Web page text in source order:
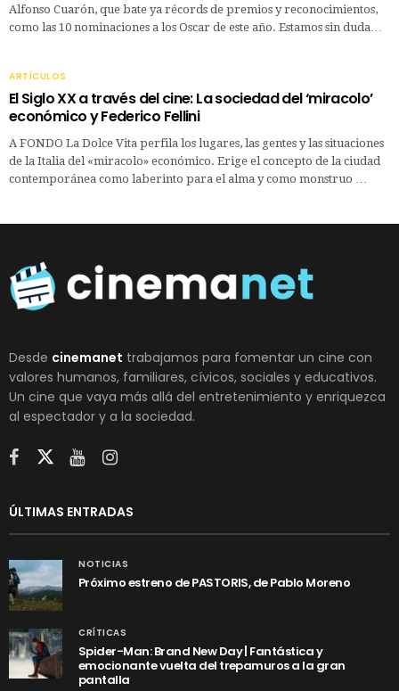
Alfonso Cuarón, que bate ya récords de premios y reconocimientos,
como las 10 nominaciones a los Oscar de este año. Estamos sin duda…
ARTÍCULOS
El Siglo XX a través del cine: La sociedad del ‘miracolo’
económico y Federico Fellini
A FONDO La Dolce Vita perfila los lugares, las gentes y las situaciones
de la Italia del «miracolo» económico. Erige el concepto de la ciudad
contemporánea como laberinto para el alma y como monstruo …
Desde cinemanet trabajamos para fomentar un cine con
valores humanos, familiares, cívicos, sociales y educativos.
Un cine que vaya más allá del entretenimiento y enriquezca
al espectador y a la sociedad.
ÚLTIMAS ENTRADAS
NOTICIAS
Próximo estreno de PASTORIS, de Pablo Moreno
CRÍTICAS
Spider-Man: Brand New Day | Fantástica y
emocionante vuelta del trepamuros a la gran
pantalla